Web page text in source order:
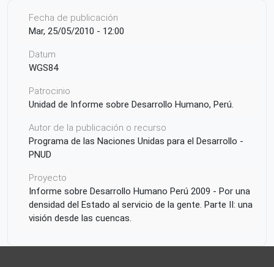
Fecha de publicación
Mar, 25/05/2010 - 12:00
Datum
WGS84
Patrocinio
Unidad de Informe sobre Desarrollo Humano, Perú.
Autor de la publicación o recurso
Programa de las Naciones Unidas para el Desarrollo -
PNUD
Proyecto
Informe sobre Desarrollo Humano Perú 2009 - Por una
densidad del Estado al servicio de la gente. Parte II: una
visión desde las cuencas.